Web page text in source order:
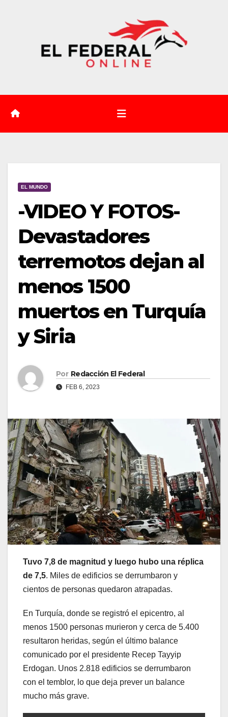
EL MUNDO
-VIDEO Y FOTOS-
Devastadores
terremotos dejan al
menos 1500
muertos en Turquía
y Siria
Por Redacción El Federal
FEB 6, 2023
Tuvo 7,8 de magnitud y luego hubo una réplica
de 7,5. Miles de edificios se derrumbaron y
cientos de personas quedaron atrapadas.
En Turquía, donde se registró el epicentro, al
menos 1500 personas murieron y cerca de 5.400
resultaron heridas, según el último balance
comunicado por el presidente Recep Tayyip
Erdogan. Unos 2.818 edificios se derrumbaron
con el temblor, lo que deja prever un balance
mucho más grave.